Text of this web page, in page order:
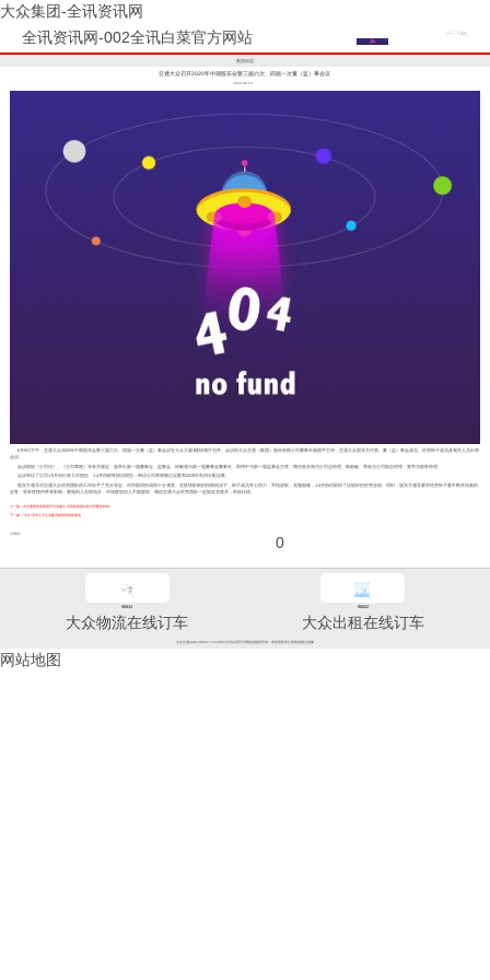
大众集团-全讯资讯网
全讯资讯网-002全讯白菜官方网站
集团动态
交通大众召开2020年中期股东会暨三届六次、四届一次董（监）事会议
2020-06-10
6月5日下午，交通大众2020年中期股东会暨三届六次、四届一次董（监）事会议在大众大厦3楼玫瑰厅召开。会议由大众交通（集团）股份有限公司董事长杨国平主持，交通大众股东方代表、董（监）事会成员、经营班子成员及相关人员出席
会议。
会议根据《公司法》、《公司章程》等有关规定，选举出新一届董事会、监事会。徐敏强为新一届董事会董事长，郑伟中为新一届监事会主席。聘任陈京海为公司总经理，陈敢敏、李俊为公司副总经理，黄争为财务经理。
会议审议了公司1-5月份行政工作报告、1-4月份财务情况报告；审议公司章程修正议案和2019年利润分配议案。
股东方领导对交通大众经营团队的工作给予了充分肯定，对所取得的成绩十分满意。在疫情影响的特殊情况下，班子成员齐心协力，开拓进取，克服困难，1-4月份仍取得了比较好的经营业绩。同时，股东方领导要求经营班子要不断开拓新的
业务，弥补疫情所带来影响。要做到人在阵地在，市场疲软但人不能疲软。相信交通大众经营团队一定能攻克难关，再创佳绩。
上一篇：市交通委答复杨国平代表建议 完善新能源出租汽车配套机制
下一篇：“大众”为市人大立法建言献策再添新通道
分享到： 0
96811
大众物流在线订车
96822
大众出租在线订车
大众交通(www.96822.com)002全讯白菜官方网站的版权所有，未经授权禁止复制或建立镜像
网站地图